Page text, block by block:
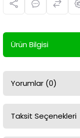
Ürün Bilgisi
Yorumlar (0)
Taksit Seçenekleri